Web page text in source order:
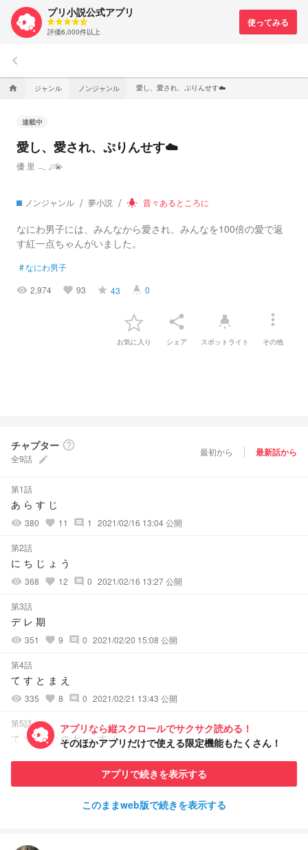
プリ小説公式アプリ
評価6,000件以上
keyboard_arrow_left
home ジャンル ノンジャンル 愛し、愛され、ぷりんせす☁️
連載中
愛し、愛され、ぷりんせす☁️
優 里 ‪‪𓂃 𓈒𓏸💫
ノンジャンル 夢小説 wb_incandescent 昔々あるところに
なにわ男子には、みんなから愛され、みんなを100倍の愛で返
す紅一点ちゃんがいました。
#なにわ男子
visibility 2,974 favorite 93 grade 43 highlight 0
お気に入り
share
シェア
highlight
スポットライト
more_vert
その他
チャプター help_outline
全9話 create
最初から 最新話から
第1話
あ ら す じ
visibility 380 favorite 11 comment 1 2021/02/16 13:04 公開
第2話
に ち じ ょ う
visibility 368 favorite 12 comment 0 2021/02/16 13:27 公開
第3話
デ レ 期
visibility 351 favorite 9 comment 0 2021/02/20 15:08 公開
第4話
て す と ま え
visibility 335 favorite 8 comment 0 2021/02/21 13:43 公開
第5話
て す と ご の れ っ す ん
アプリなら縦スクロールでサクサク読める！
そのほかアプリだけで使える限定機能もたくさん！
アプリで続きを表示する
このままweb版で続きを表示する